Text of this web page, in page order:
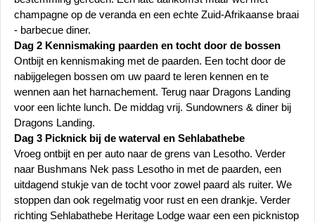
champagne op de veranda en een echte Zuid-Afrikaanse braai
- barbecue diner.
Dag 2 Kennismaking paarden en tocht door de bossen
Ontbijt en kennismaking met de paarden. Een tocht door de
nabijgelegen bossen om uw paard te leren kennen en te
wennen aan het harnachement. Terug naar Dragons Landing
voor een lichte lunch. De middag vrij. Sundowners & diner bij
Dragons Landing.
Dag 3 Picknick bij de waterval en Sehlabathebe
Vroeg ontbijt en per auto naar de grens van Lesotho. Verder
naar Bushmans Nek pass Lesotho in met de paarden, een
uitdagend stukje van de tocht voor zowel paard als ruiter. We
stoppen dan ook regelmatig voor rust en een drankje. Verder
richting Sehlabathebe Heritage Lodge waar een een picknistop